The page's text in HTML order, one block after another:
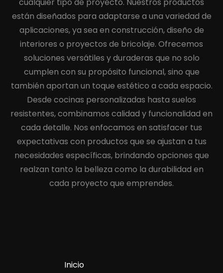
están diseñados para adaptarse a una variedad de
aplicaciones, ya sea en construcción, diseño de
interiores o proyectos de bricolaje. Ofrecemos
soluciones versátiles y duraderas que no solo
cumplen con su propósito funcional, sino que
también aportan un toque estético a cada espacio.
Desde cocinas personalizadas hasta suelos
resistentes, combinamos calidad y funcionalidad en
cada detalle. Nos enfocamos en satisfacer tus
expectativas con productos que se ajustan a tus
necesidades específicas, brindando opciones que
realzan tanto la belleza como la durabilidad en
cada proyecto que emprendes.
Inicio